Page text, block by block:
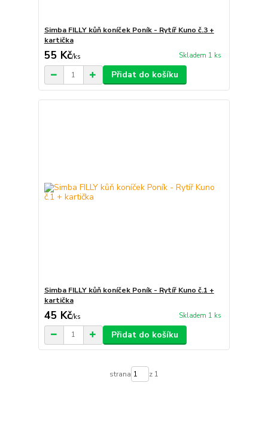
Simba FILLY kůň koníček Poník - Rytíř Kuno č.3 +
kartička
55 Kč/ks Skladem 1 ks
Přidat do košíku
Simba FILLY kůň koníček Poník - Rytíř Kuno č.1 +
kartička
45 Kč/ks Skladem 1 ks
Přidat do košíku
strana z 1